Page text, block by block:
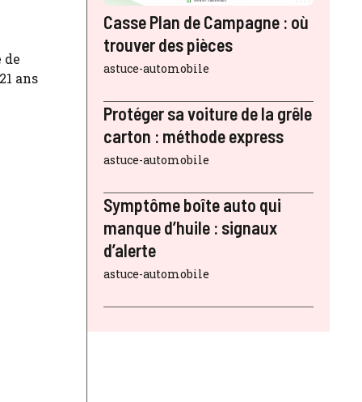
ans
Casse Plan de Campagne : où
trouver des pièces
astuce-automobile
Protéger sa voiture de la grêle
carton : méthode express
astuce-automobile
Symptôme boîte auto qui
manque d’huile : signaux
d’alerte
astuce-automobile